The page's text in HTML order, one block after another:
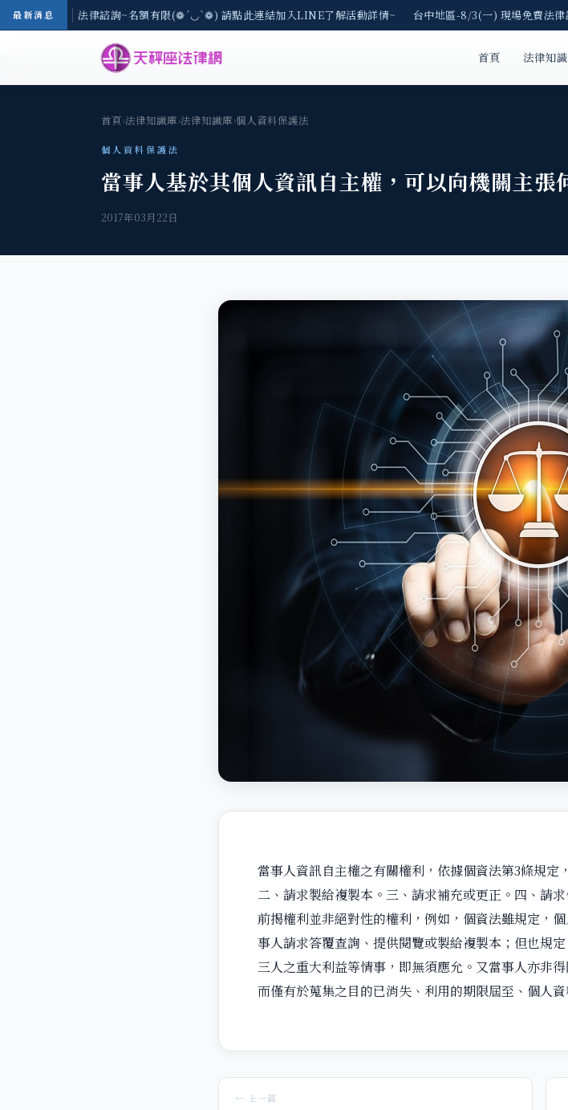
最新消息
一) 現場免費法律諮詢~名額有限(❁´◡`❁) 請點此連結加入LINE了解活動詳情~ 台中地區-8/3(一) 現場免費法律
首頁 法律知
首頁›法律知識庫›法律知識庫›個人資料保護法
個人資料保護法
當事人基於其個人資訊自主權，可以向機關主張
2017年03月22日
當事人資訊自主權之有關權利，依據個資法第3條規定
二、請求製給複製本。三、請求補充或更正。四、請
前揭權利並非絕對性的權利，例如，個資法雖規定，
事人請求答覆查詢、提供閱覽或製給複製本；但也規
三人之重大利益等情事，即無須應允。又當事人亦非
而僅有於蒐集之目的已消失、利用的期限屆至、個人
← 上一篇